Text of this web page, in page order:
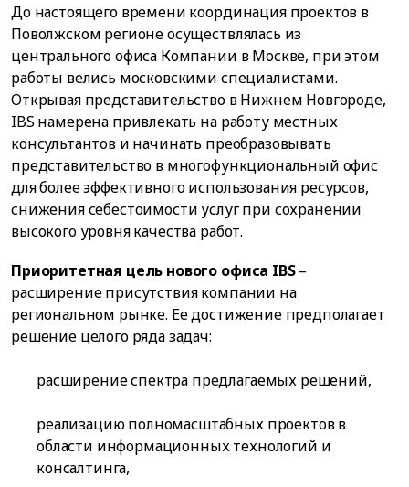
До настоящего времени координация проектов в
Поволжском регионе осуществлялась из
центрального офиса Компании в Москве, при этом
работы велись московскими специалистами.
Открывая представительство в Нижнем Новгороде,
IBS намерена привлекать на работу местных
консультантов и начинать преобразовывать
представительство в многофункциональный офис
для более эффективного использования ресурсов,
снижения себестоимости услуг при сохранении
высокого уровня качества работ.
Приоритетная цель нового офиса IBS–
расширение присутствия компании на
региональном рынке. Ее достижение предполагает
решение целого ряда задач:
расширение спектра предлагаемых решений,
реализацию полномасштабных проектов в
области информационных технологий и
консалтинга,